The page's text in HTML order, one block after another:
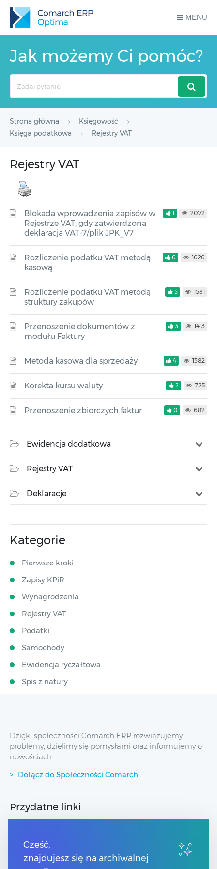
MENU
Jak możemy Ci pomóc?
Strona główna
Księgowość
Księga podatkowa
Rejestry VAT
Rejestry VAT
Blokada wprowadzenia zapisów w
Rejestrze VAT, gdy zatwierdzona
deklaracja VAT-7/plik JPK_V7
1 2072
Rozliczenie podatku VAT metodą
kasową
6 1626
Rozliczenie podatku VAT metodą
struktury zakupów
3 1581
Przenoszenie dokumentów z
modułu Faktury
3 1413
Metoda kasowa dla sprzedaży 4 1382
Korekta kursu waluty 2 725
Przenoszenie zbiorczych faktur 0 682
Ewidencja dodatkowa
Rejestry VAT
Deklaracje
Kategorie
Pierwsze kroki
Zapisy KPiR
Wynagrodzenia
Rejestry VAT
Podatki
Samochody
Ewidencja ryczałtowa
Spis z natury
Dzięki społeczności Comarch ERP rozwiązujemy
problemy, dzielimy się pomysłami oraz informujemy o
nowościach.
Dołącz do Społeczności Comarch
Przydatne linki
Strony dla Klientów
Strony dla Partnerów
Pomoc Comarch ERP XT
Cześć,
znajdujesz się na archiwalnej